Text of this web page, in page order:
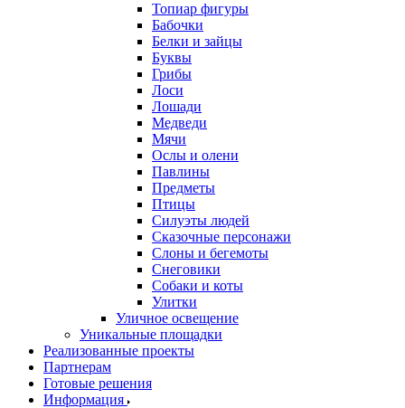
Топиар фигуры
Бабочки
Белки и зайцы
Буквы
Грибы
Лоси
Лошади
Медведи
Мячи
Ослы и олени
Павлины
Предметы
Птицы
Силуэты людей
Сказочные персонажи
Слоны и бегемоты
Снеговики
Собаки и коты
Улитки
Уличное освещение
Уникальные площадки
Реализованные проекты
Партнерам
Готовые решения
Информация